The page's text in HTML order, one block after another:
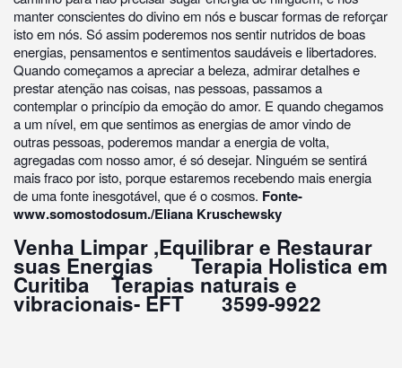
manter conscientes do divino em nós e buscar formas de reforçar
isto em nós. Só assim poderemos nos sentir nutridos de boas
energias, pensamentos e sentimentos saudáveis e libertadores.
Quando começamos a apreciar a beleza, admirar detalhes e
prestar atenção nas coisas, nas pessoas, passamos a
contemplar o princípio da emoção do amor. E quando chegamos
a um nível, em que sentimos as energias de amor vindo de
outras pessoas, poderemos mandar a energia de volta,
agregadas com nosso amor, é só desejar. Ninguém se sentirá
mais fraco por isto, porque estaremos recebendo mais energia
de uma fonte inesgotável, que é o cosmos. Fonte-
www.somostodosum./Eliana Kruschewsky
Venha Limpar ,Equilibrar e Restaurar
suas Energias Terapia Holistica em
Curitiba Terapias naturais e
vibracionais- EFT 3599-9922